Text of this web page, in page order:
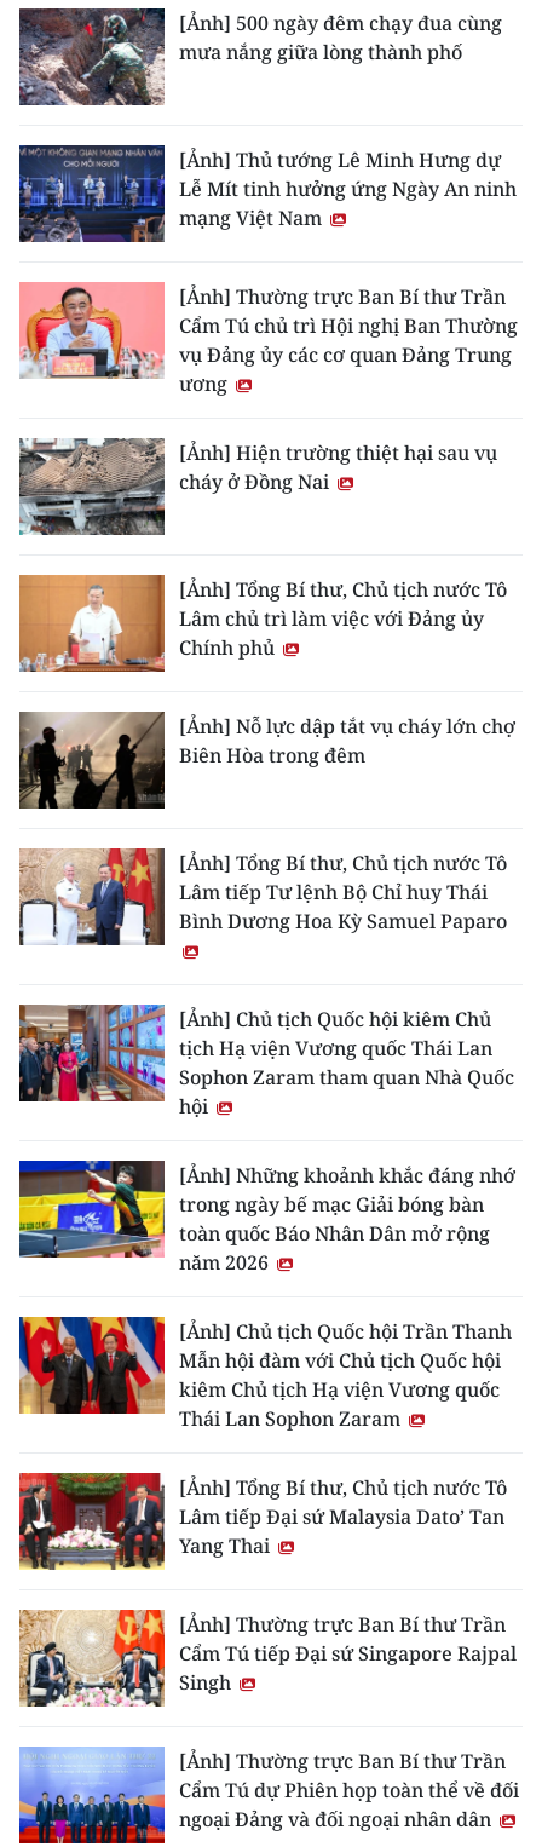
[Ảnh] 500 ngày đêm chạy đua cùng
mưa nắng giữa lòng thành phố
[Ảnh] Thủ tướng Lê Minh Hưng dự
Lễ Mít tinh hưởng ứng Ngày An ninh
mạng Việt Nam
[Ảnh] Thường trực Ban Bí thư Trần
Cẩm Tú chủ trì Hội nghị Ban Thường
vụ Đảng ủy các cơ quan Đảng Trung
ương
[Ảnh] Hiện trường thiệt hại sau vụ
cháy ở Đồng Nai
[Ảnh] Tổng Bí thư, Chủ tịch nước Tô
Lâm chủ trì làm việc với Đảng ủy
Chính phủ
[Ảnh] Nỗ lực dập tắt vụ cháy lớn chợ
Biên Hòa trong đêm
[Ảnh] Tổng Bí thư, Chủ tịch nước Tô
Lâm tiếp Tư lệnh Bộ Chỉ huy Thái
Bình Dương Hoa Kỳ Samuel Paparo
[Ảnh] Chủ tịch Quốc hội kiêm Chủ
tịch Hạ viện Vương quốc Thái Lan
Sophon Zaram tham quan Nhà Quốc
hội
[Ảnh] Những khoảnh khắc đáng nhớ
trong ngày bế mạc Giải bóng bàn
toàn quốc Báo Nhân Dân mở rộng
năm 2026
[Ảnh] Chủ tịch Quốc hội Trần Thanh
Mẫn hội đàm với Chủ tịch Quốc hội
kiêm Chủ tịch Hạ viện Vương quốc
Thái Lan Sophon Zaram
[Ảnh] Tổng Bí thư, Chủ tịch nước Tô
Lâm tiếp Đại sứ Malaysia Dato’ Tan
Yang Thai
[Ảnh] Thường trực Ban Bí thư Trần
Cẩm Tú tiếp Đại sứ Singapore Rajpal
Singh
[Ảnh] Thường trực Ban Bí thư Trần
Cẩm Tú dự Phiên họp toàn thể về đối
ngoại Đảng và đối ngoại nhân dân